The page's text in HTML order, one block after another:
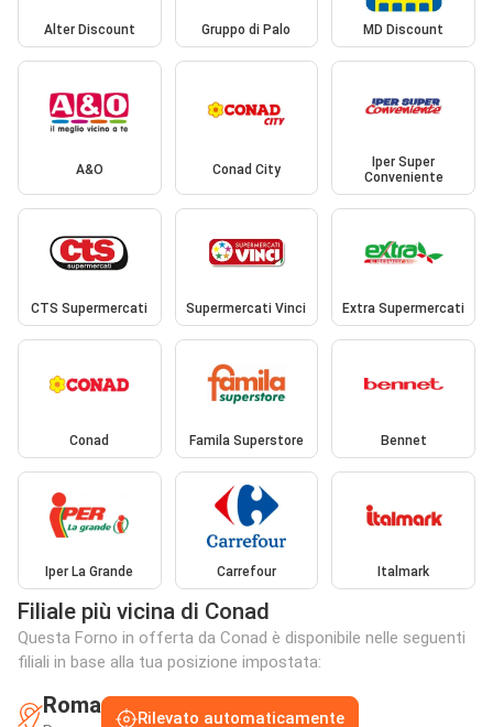
Alter Discount Gruppo di Palo MD Discount
A&O Conad City
Iper Super
Conveniente
CTS Supermercati Supermercati Vinci Extra Supermercati
Conad Famila Superstore Bennet
Iper La Grande Carrefour Italmark
Filiale più vicina di Conad
Questa Forno in offerta da Conad è disponibile nelle seguenti
filiali in base alla tua posizione impostata:
Roma Rilevato automaticamente